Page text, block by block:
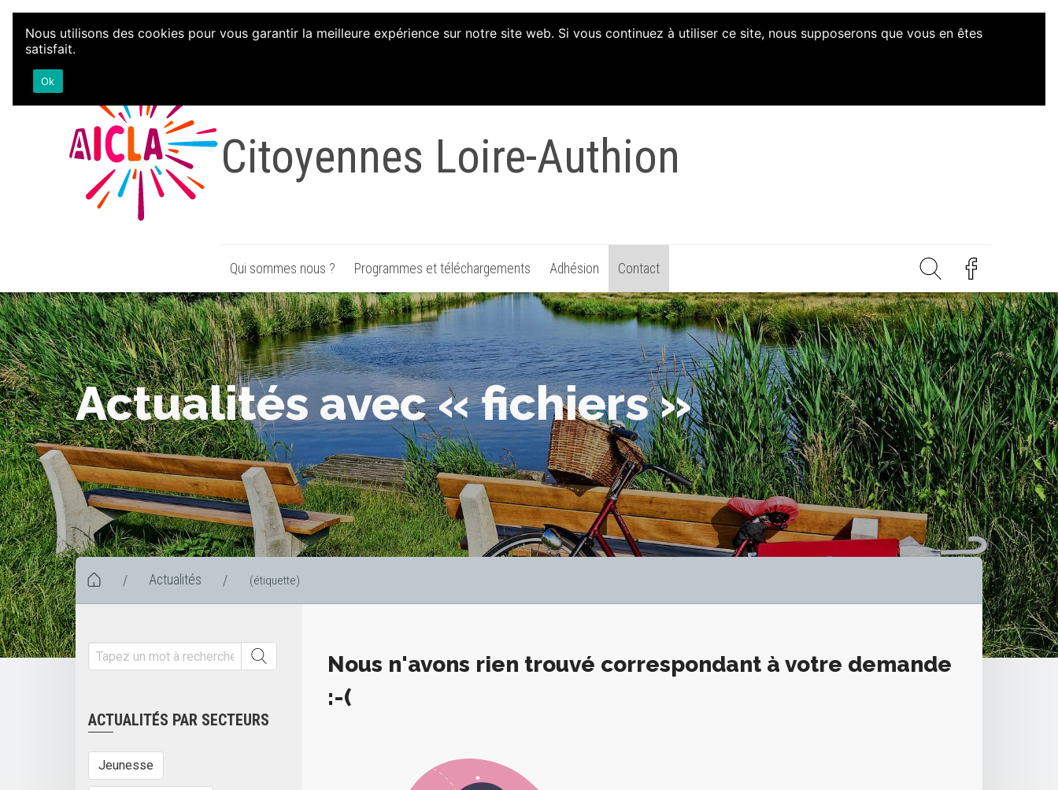
Aller au contenu
Citoyennes Loire-Authion
Qui sommes nous ? Programmes et téléchargements Adhésion Contact
Actualités avec « fichiers »
/ Actualités / (étiquette)
ACTUALITÉS PAR SECTEURS
Jeunesse
Nous n'avons rien trouvé correspondant à votre demande
:-(
Nous utilisons des cookies pour vous garantir la meilleure expérience sur notre site web. Si vous continuez à utiliser ce site, nous supposerons que vous en êtes
satisfait.
Ok